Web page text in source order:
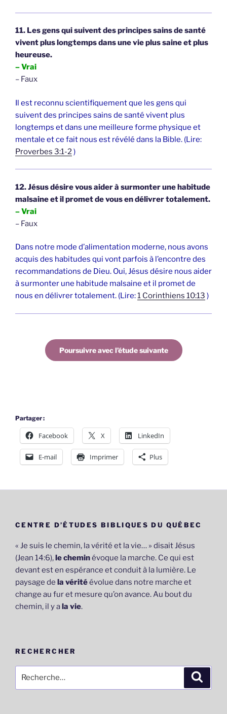
11. Les gens qui suivent des principes sains de santé
vivent plus longtemps dans une vie plus saine et plus
heureuse.
– Vrai
– Faux
Il est reconnu scientifiquement que les gens qui
suivent des principes sains de santé vivent plus
longtemps et dans une meilleure forme physique et
mentale et ce fait nous est révélé dans la Bible. (Lire:
Proverbes 3:1-2 )
12. Jésus désire vous aider à surmonter une habitude
malsaine et il promet de vous en délivrer totalement.
– Vrai
– Faux
Dans notre mode d’alimentation moderne, nous avons
acquis des habitudes qui vont parfois à l’encontre des
recommandations de Dieu. Oui, Jésus désire nous aider
à surmonter une habitude malsaine et il promet de
nous en délivrer totalement. (Lire:1 Corinthiens 10:13 )
Poursuivre avec l’étude suivante
Partager :
Facebook X LinkedIn
E-mail Imprimer Plus
CENTRE D’ÉTUDES BIBLIQUES DU QUÉBEC
« Je suis le chemin, la vérité et la vie… » disait Jésus
(Jean 14:6),le cheminévoque la marche. Ce qui est
devant est en espérance et conduit à la lumière. Le
paysage de la véritéévolue dans notre marche et
change au fur et mesure qu’on avance. Au bout du
chemin, il y ala vie.
RECHERCHER
pour